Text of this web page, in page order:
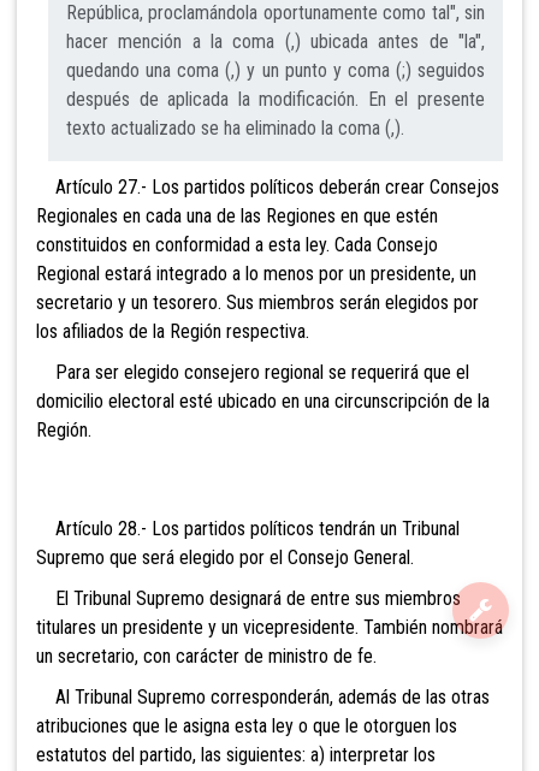
República, proclamándola oportunamente como tal", sin
hacer mención a la coma (,) ubicada antes de "la",
quedando una coma (,) y un punto y coma (;) seguidos
después de aplicada la modificación. En el presente
texto actualizado se ha eliminado la coma (,).
Artículo 27.- Los partidos políticos deberán crear Consejos
Regionales en cada una de las Regiones en que estén
constituidos en conformidad a esta ley. Cada Consejo
Regional estará integrado a lo menos por un presidente, un
secretario y un tesorero. Sus miembros serán elegidos por
los afiliados de la Región respectiva.
Para ser elegido consejero regional se requerirá que el
domicilio electoral esté ubicado en una circunscripción de la
Región.
Artículo 28.- Los partidos políticos tendrán un Tribunal
Supremo que será elegido por el Consejo General.
El Tribunal Supremo designará de entre sus miembros
titulares un presidente y un vicepresidente. También nombrará
un secretario, con carácter de ministro de fe.
Al Tribunal Supremo corresponderán, además de las otras
atribuciones que le asigna esta ley o que le otorguen los
estatutos del partido, las siguientes: a) interpretar los